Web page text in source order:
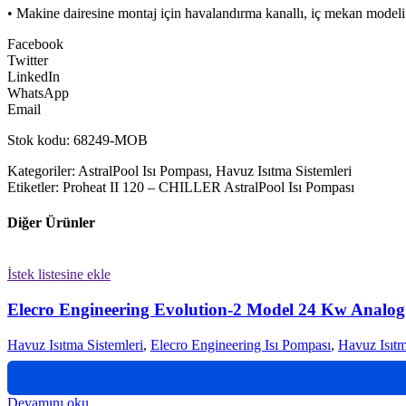
• Makine dairesine montaj için havalandırma kanallı, iç mekan
Facebook
Twitter
LinkedIn
WhatsApp
Email
Stok kodu: 68249-MOB
Kategoriler: AstralPool Isı Pompası, Havuz Isıtma Sistemleri
Etiketler: Proheat II 120 – CHILLER AstralPool Isı Pompası
Diğer Ürünler
İstek listesine ekle
Elecro Engineering Evolution-2 Model 24 Kw Analog
Havuz Isıtma Sistemleri, Elecro Engineering Isı Pompası, Havuz
Devamını oku